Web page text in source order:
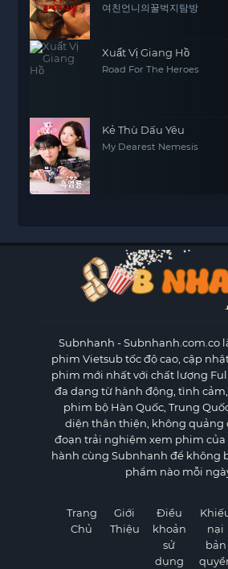
여친언니의꿀벅지탐방
Xuất Vị Giang Hồ
Road For The Heroes
Kẻ Thù Dấu Yêu
My Dearest Nemesis
Subnhanh - Subnhanh.com.co
phim Vietsub tốc độ cao, cập
phim mới nhất với chất lượng
đa dạng từ hành động, tình
phim bộ Hàn Quốc, Trung
diện thân thiện, không quảng
đoạn trải nghiệm xem phim của
hành cùng Subnhanh để không
phẩm nào mỗi
Trang
Chủ
Giới
Thiệu
Điều
khoản
sử
dụng
nại
bản